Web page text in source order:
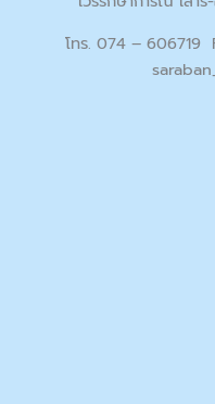
โทร. 074 – 606719